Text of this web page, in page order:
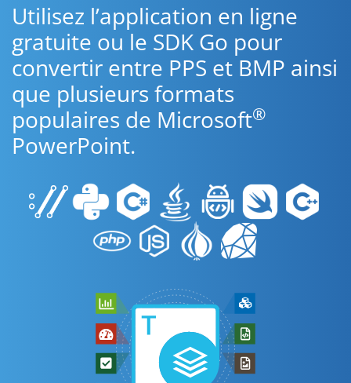
Utilisez l’application en ligne
gratuite ou le SDK Go pour
convertir entre PPS et BMP ainsi
que plusieurs formats
populaires de Microsoft®
PowerPoint.